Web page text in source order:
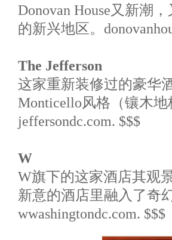
Donovan House又新潮
的新兴地区。
The Jefferson
这家重新装修过的豪华
Monticello风格（镶木地
jeffersondc.com. $$$
W
W旗下的这家酒店其观
新意的酒店里融入了奇
wwashingtondc.com. $$$